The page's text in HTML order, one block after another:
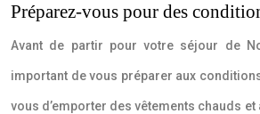
Préparez-vous pour des
Avant de partir pour votre séjour de
important de vous préparer aux
vous d’emporter des vêtements chauds